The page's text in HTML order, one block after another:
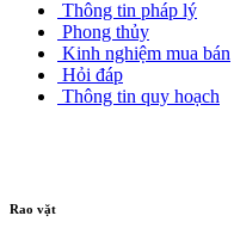
Thông tin pháp lý
Phong thủy
Kinh nghiệm mua bán
Hỏi đáp
Thông tin quy hoạch
Rao vặt